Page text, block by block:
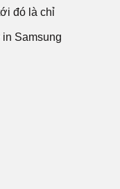
đó là chỉ
Samsung